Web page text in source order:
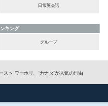
日常英会話
キング
グループ
ス ワーホリ、“カナダ”が人気の理由